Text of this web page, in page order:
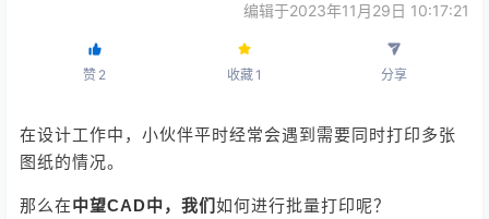
编辑于2023年11月29日 10:17:21
赞 2 收藏1 分享
在设计工作中，小伙伴平时经常会遇到需要同时打印多张
图纸的情况。
那么在中望CAD中，我们如何进行批量打印呢？